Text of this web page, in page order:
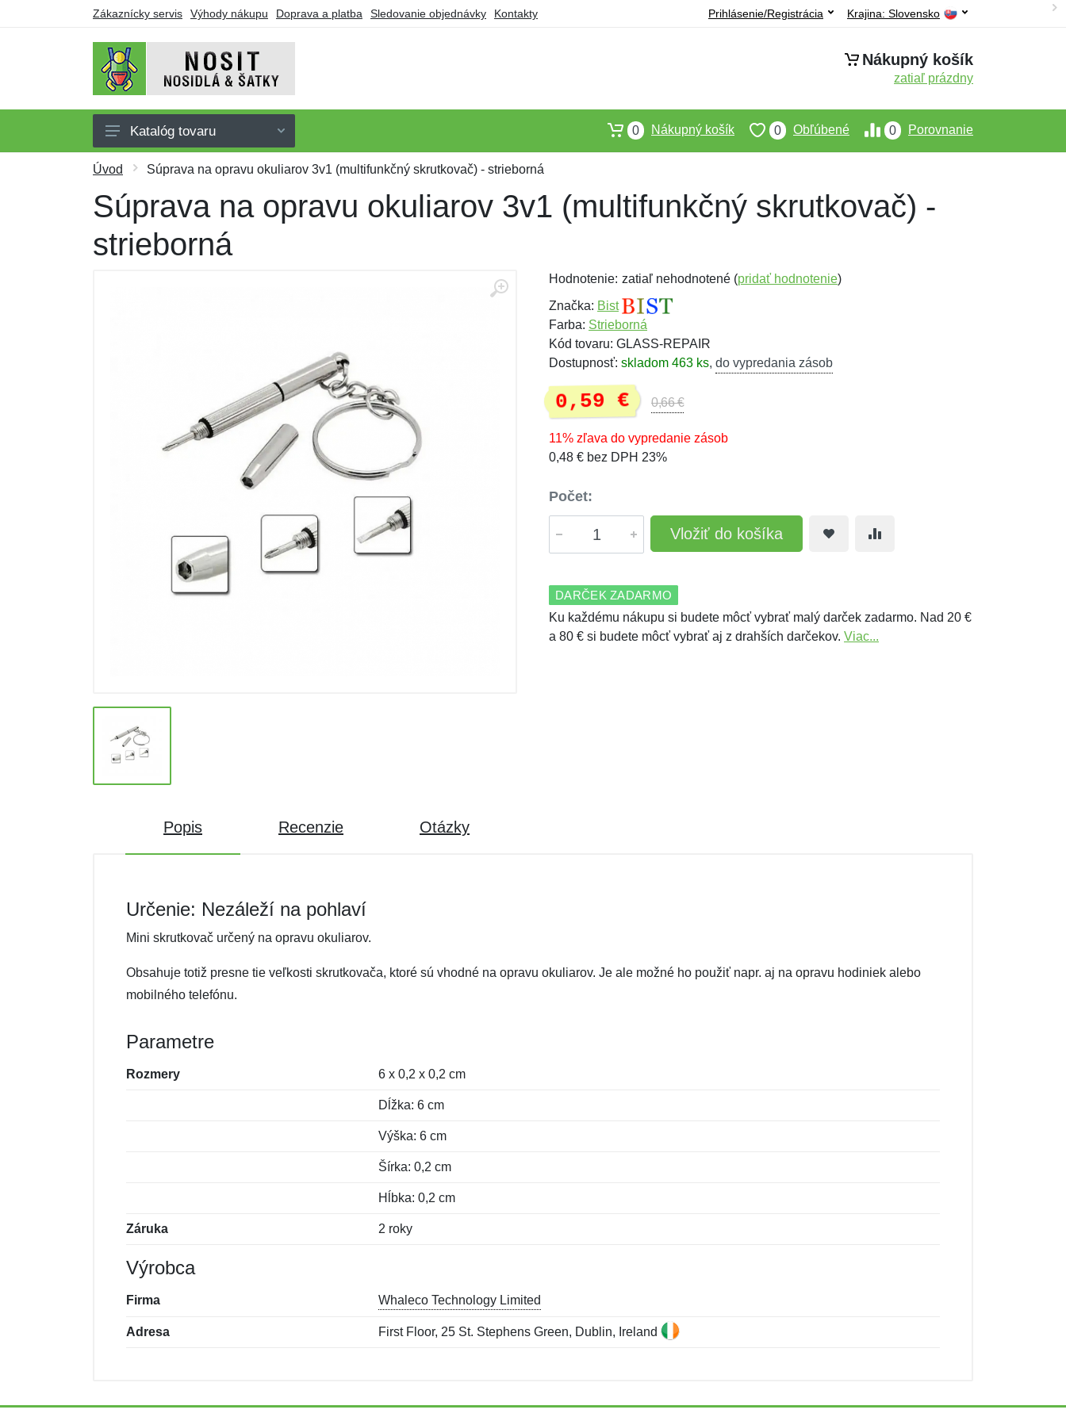
Zákaznícky servis Výhody nákupu Doprava a platba Sledovanie objednávky Kontakty Krajina: Slovensko
Prihlásenie/Registrácia
Nákupný košík
zatiaľ prázdny
Nosidlá
Šatky
Oblečenie pre nosenie
Doplnky
Katalóg tovaru 0 Porovnanie
0 Obľúbené
0 Nákupný košík
Úvod Súprava na opravu okuliarov 3v1 (multifunkčný skrutkovač) - strieborná
Súprava na opravu okuliarov 3v1 (multifunkčný skrutkovač) -
strieborná
Hodnotenie: zatiaľ nehodnotené (pridať hodnotenie)
Značka: Bist
Farba: Strieborná
Kód tovaru: GLASS-REPAIR
Dostupnosť: skladom 463 ks, do vypredania zásob
0,59 € 0,66 €
11% zľava do vypredanie zásob
0,48 € bez DPH 23%
Počet:
Vložiť do košíka
DARČEK ZADARMO
Ku každému nákupu si budete môcť vybrať malý darček zadarmo. Nad 20 €
a 80 € si budete môcť vybrať aj z drahších darčekov. Viac...
Popis Recenzie Otázky
Určenie: Nezáleží na pohlaví
Mini skrutkovač určený na opravu okuliarov.
Obsahuje totiž presne tie veľkosti skrutkovača, ktoré sú vhodné na opravu okuliarov. Je ale možné ho použiť napr. aj na opravu hodiniek alebo
mobilného telefónu.
Parametre
Rozmery 6 x 0,2 x 0,2 cm
Dĺžka: 6 cm
Výška: 6 cm
Šírka: 0,2 cm
Hĺbka: 0,2 cm
Záruka 2 roky
Výrobca
Firma Whaleco Technology Limited
Adresa First Floor, 25 St. Stephens Green, Dublin, Ireland